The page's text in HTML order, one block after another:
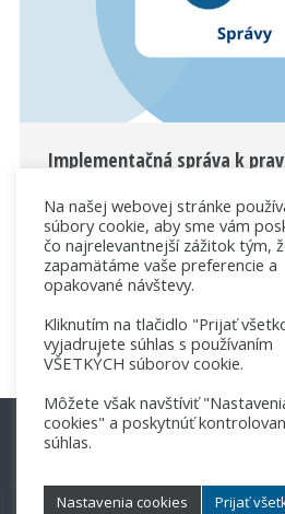
Implementačná správa k
Správy BySK-NIC
5.
Názov dokumentu:
implementácia (PDF)
© 2017 - 2026 SK-NIC, a.s.
Na našej webovej stránke
súbory cookie, aby sme vám
čo najrelevantnejší zážitok tým,
zapamätáme vaše preferencie a
opakované návštevy.
Kliknutím na tlačidlo "Prijať
vyjadrujete súhlas s používaním
VŠETKÝCH súborov cookie.
Môžete však navštíviť
cookies" a poskytnúť
súhlas.
Nastavenia cookies Prijať